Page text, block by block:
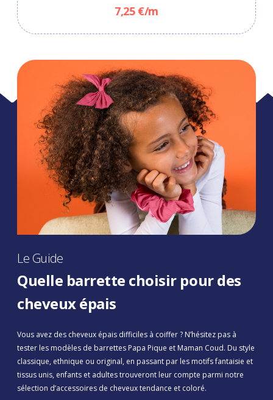
7,25 €/m
Le Guide
Quelle barrette choisir pour des
cheveux épais
Vous avez des cheveux épais difficiles à coiffer ? N’hésitez pas à
tester les modèles de barrettes Papa Pique et Maman Coud. Du style
classique, ethnique ou original, en passant par les motifs fantaisie et
tissus unis, enfants et adultes trouveront leur compte parmi notre
sélection d’accessoires de cheveux tendance et coloré.